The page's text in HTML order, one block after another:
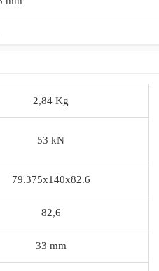
2,84 Kg
53 kN
79.375x140x82.6
82,6
33 mm